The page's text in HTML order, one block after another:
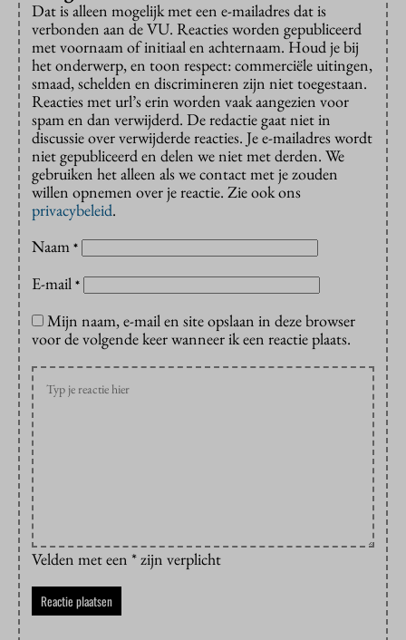
Dat is alleen mogelijk met een e-mailadres dat is
verbonden aan de VU. Reacties worden gepubliceerd
met voornaam of initiaal en achternaam. Houd je bij
het onderwerp, en toon respect: commerciële uitingen,
smaad, schelden en discrimineren zijn niet toegestaan.
Reacties met url’s erin worden vaak aangezien voor
spam en dan verwijderd. De redactie gaat niet in
discussie over verwijderde reacties. Je e-mailadres wordt
niet gepubliceerd en delen we niet met derden. We
gebruiken het alleen als we contact met je zouden
willen opnemen over je reactie. Zie ook ons
privacybeleid.
Naam *
E-mail *
Mijn naam, e-mail en site opslaan in deze browser
voor de volgende keer wanneer ik een reactie plaats.
Velden met een * zijn verplicht